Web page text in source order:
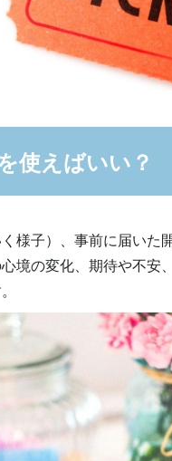
使えばいい？
様子）、事前に届い
境の変化、期待や不安